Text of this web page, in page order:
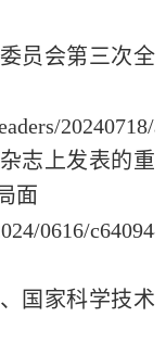
员会第三次全
20240718/
志上发表的重
面
0616/c64094-
国家科学技术